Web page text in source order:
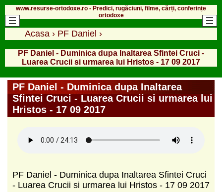
www.resurse-ortodoxe.ro - Predici, rugăciuni, filme, cărți, conferințe
ortodoxe
Acasa › PF Daniel ›
PF Daniel - Duminica dupa Inaltarea Sfintei Cruci -
Luarea Crucii si urmarea lui Hristos - 17 09 2017
PF Daniel - Duminica dupa Inaltarea
Sfintei Cruci - Luarea Crucii si urmarea lui
Hristos - 17 09 2017
PF Daniel - Duminica dupa Inaltarea Sfintei Cruci
- Luarea Crucii si urmarea lui Hristos - 17 09 2017